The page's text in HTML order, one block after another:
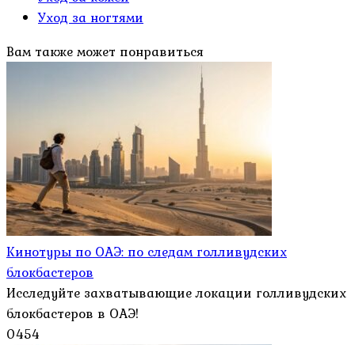
Уход за ногтями
Вам также может понравиться
Кинотуры по ОАЭ: по следам голливудских
блокбастеров
Исследуйте захватывающие локации голливудских
блокбастеров в ОАЭ!
0454